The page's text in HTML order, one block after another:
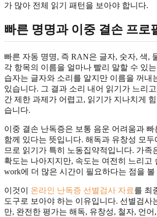
가 많아 전체 읽기 패턴을 보아야 합니다.
빠른 명명과 이중 결손 프로
빠른 자동 명명, 즉 RAN은 글자, 숫자, 색,
각 항목의 이름을 얼마나 빨리 말할 수 있
습자는 글자와 소리를 알지만 이름을 꺼내
있습니다. 그 결과 소리 내어 읽기가 느리
간 제한 과제가 어렵고, 읽기가 지나치게
습니다.
이중 결손 난독증은 보통 음운 어려움과 빠
함께 있다는 뜻입니다. 해독과 유창성 모
므로 읽기가 특히 노동집약적입니다. 가족
확도는 나아지지만, 속도는 여전히 느리고
work에 더 많은 시간이 필요하다는 점을 볼
이것이 온라인 난독증 선별검사 자료를 최
도구로 보아야 하는 이유입니다. 선별검사
만, 완전한 평가는 해독, 유창성, 철자, 언어